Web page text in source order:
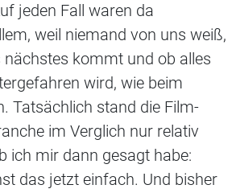
jeden Fall waren da
weil niemand von uns weiß,
nächstes kommt und ob alles
wird, wie beim
Tatsächlich stand die Film-
im Verglich nur relativ
ich mir dann gesagt habe:
das jetzt einfach. Und bisher